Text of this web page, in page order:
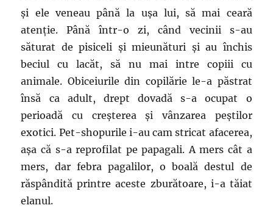
și ele veneau până la ușa lui, să mai ceară
atenție. Până într-o zi, când vecinii s-au
săturat de pisiceli și mieunături și au închis
beciul cu lacăt, să nu mai intre copiii cu
animale. Obiceiurile din copilărie le-a păstrat
însă ca adult, drept dovadă s-a ocupat o
perioadă cu creșterea și vânzarea peștilor
exotici. Pet-shopurile i-au cam stricat afacerea,
așa că s-a reprofilat pe papagali. A mers cât a
mers, dar febra pagalilor, o boală destul de
răspândită printre aceste zburătoare, i-a tăiat
elanul.